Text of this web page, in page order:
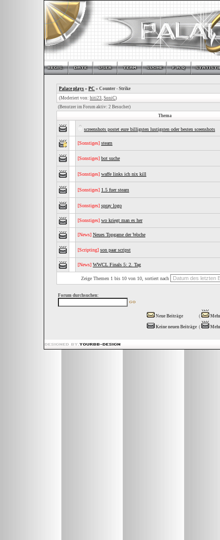
Palace plays » PC » Counter - Strike
(Moderiert von: hiti23, SoniC)
(Benutzer im Forum aktiv: 2 Besucher)
Thema
screenshots postet eure billigsten lustigsten oder besten sceenshots
[Sonstiges] steam
[Sonstiges] bot suche
[Sonstiges] waffe links ich nix kill
[Sonstiges] 1.5 fuer steam
[Sonstiges] spray logo
[Sonstiges] wo kriegt man es her
[News] Neues Topgame der Woche
[Scripting] son paar scripst
[News] WWCL Finals 5: 2. Tag
Zeige Themen 1 bis 10 von 10, sortiert nach
Forum durchsuchen:
Neue Beiträge (
Keine neuen Beiträge (